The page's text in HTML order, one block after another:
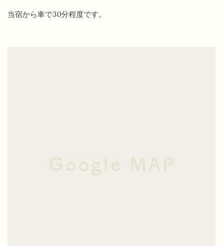
当宿から車で30分程度です。